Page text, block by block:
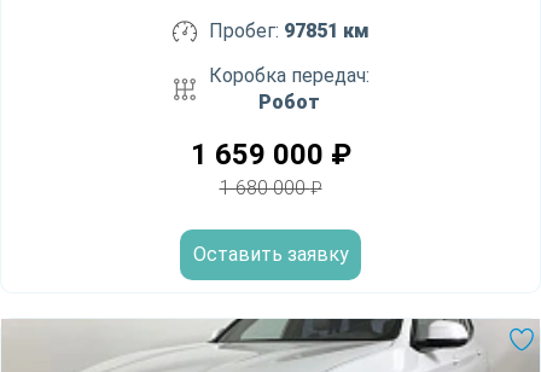
Пробег: 97851 км
Коробка передач:
Робот
1 659 000 ₽
1 680 000₽
Оставить заявку